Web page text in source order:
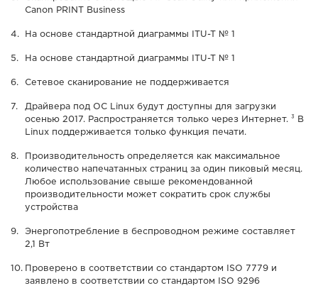
Canon PRINT Business
На основе стандартной диаграммы ITU-T № 1
На основе стандартной диаграммы ITU-T № 1
Сетевое сканирование не поддерживается
Драйвера под OС Linux будут доступны для загрузки
осенью 2017. Распространяется только через Интернет. ³ В
Linux поддерживается только функция печати.
Производительность определяется как максимальное
количество напечатанных страниц за один пиковый месяц.
Любое использование свыше рекомендованной
производительности может сократить срок службы
устройства
Энергопотребление в беспроводном режиме составляет
2,1 Вт
Проверено в соответствии со стандартом ISO 7779 и
заявлено в соответствии со стандартом ISO 9296